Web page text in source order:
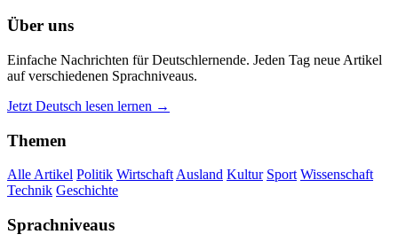
Über uns
Einfache Nachrichten für Deutschlernende. Jeden Tag neue Artikel
auf verschiedenen Sprachniveaus.
Jetzt Deutsch lesen lernen →
Themen
Alle Artikel Politik WirtschaftAusland Kultur Sport Wissenschaft
Technik Geschichte
Sprachniveaus